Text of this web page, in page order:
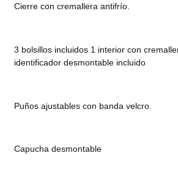
Cierre con cremallera antifrío.
3 bolsillos incluidos 1 interior con
identificador desmontable incluido
Puños ajustables con banda velcro.
Capucha desmontable